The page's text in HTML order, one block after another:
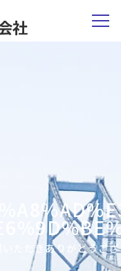
社
ただきありがとうご